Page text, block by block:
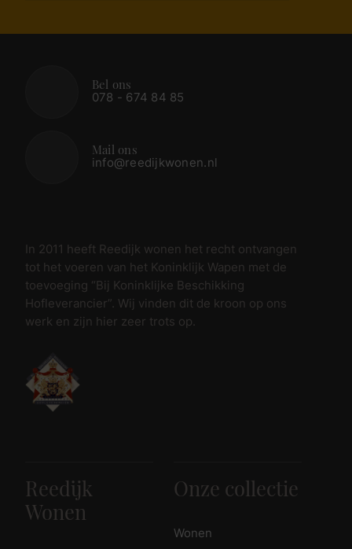
Bel ons
078 - 674 84 85
Mail ons
info@reedijkwonen.nl
In 2011 heeft Reedijk wonen het recht ontvangen
tot het voeren van het Koninklijk Wapen met de
toevoeging “Bij Koninklijke Beschikking
Hofleverancier”. Wij vinden dit de kroon op ons
werk en zijn hier zeer trots op.
Reedijk
Wonen
Onze collectie
Wonen